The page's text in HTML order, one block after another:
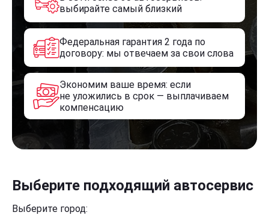
выбирайте самый близкий
Федеральная гарантия 2 года по
договору: мы отвечаем за свои слова
Экономим ваше время: если
не уложились в срок — выплачиваем
компенсацию
Выберите подходящий автосервис
Выберите город: